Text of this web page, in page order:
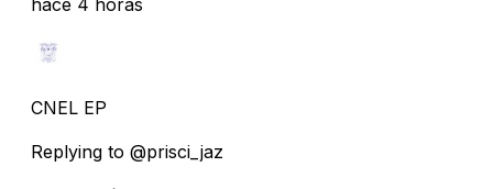
CNEL EP
Replying to @prisci_jaz